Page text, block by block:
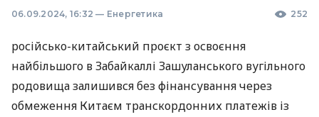
06.09.2024, 16:32 — Енергетика 252
російсько-китайський проєкт з освоєння
найбільшого в Забайкаллі Зашуланського вугільного
родовища залишився без фінансування через
обмеження Китаєм транскордонних платежів із